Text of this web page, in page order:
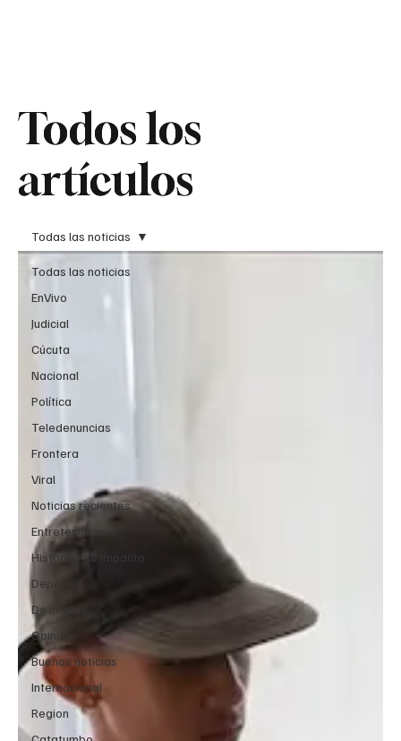
Todos los
artículos
Todos los
artículos
Todas las noticias
EnVivo
Judicial
Cúcuta
Nacional
Política
Teledenuncias
Frontera
Viral
Noticias recientes
Entretenimiento
Historias de impacto
Deportes
De interés
Opinión
Buenas noticias
Internacional
Region
Todas las noticias